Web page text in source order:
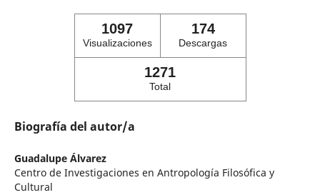
1097
Visualizaciones
174
Descargas
1271
Total
Biografía del autor/a
Guadalupe Álvarez
Centro de Investigaciones en Antropología Filosófica y
Cultural